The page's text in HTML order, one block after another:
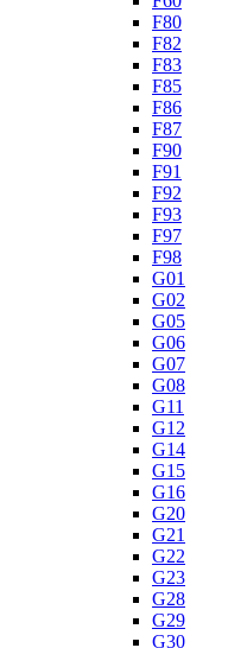
F80
F82
F83
F85
F86
F87
F90
F91
F92
F93
F97
F98
G01
G02
G05
G06
G07
G08
G11
G12
G14
G15
G16
G20
G21
G22
G23
G28
G29
G30